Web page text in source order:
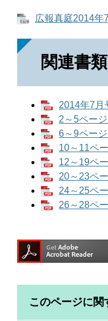
広報真庭2014年
関連書類
2014年7
2～5ペー
6～9ペー
10～11ペ
12～19ペ
20～23ペ
24～25ペ
26～28ペ
このページに